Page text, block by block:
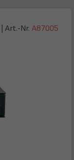
| Art.-Nr. A87005